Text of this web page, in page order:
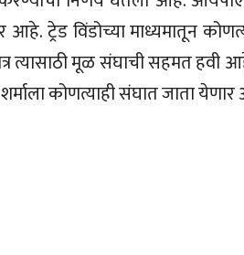
ट्रेड विंडोच्या माध्यमातून
त्यासाठी मूळ संघाची सहमत हवी
कोणत्याही संघात जाता